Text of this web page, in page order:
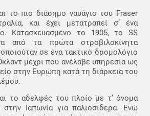
το πιο διάσημο ναυάγιο του Fraser
και έχει μετατραπεί σ’ ένα
Κατασκευασμένο το 1905, το SS
από τα πρώτα στροβιλοκίνητα
σε ένα τακτικό δρομολόγιο
μέχρι που ανέλαβε υπηρεσία ως
στην Ευρώπη κατά τη διάρκεια του
το αδελφές του πλοίο με τ’ όνομα
Ιαπωνία για παλιοσίδερα. Ενώ